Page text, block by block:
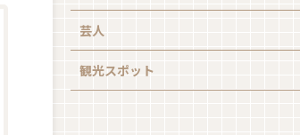
芸人
観光スポット